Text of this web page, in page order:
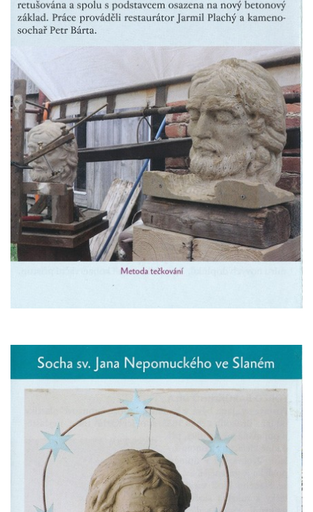
Mirošovicích
Socha vodníka u požární nádrže v
Mirošovicích
Povodňový sloup II. v Dobříni
Povodňový sloup I. v Dobříni
Pamětní kámen vodního díla Josefův Důl
Socha svatého Floriána na domě čp. 3 v
Oparnu
Socha svaté Anny u domu čp. 3 v Oparnu
Lavička Václava Havla v Pardubicích
Lavička Václava Havla v Novém Boru
brány
Sousoší svatého Václava, svatého Floriána
a svatého Jana Nepomuckého východně
od Mezné
Socha vodníka na trase naučné stezky v
Srbské Kamenici
Podstavec v zámecké zahradě v Duchcově
Sousoší dětí u obecního úřadu v Janově